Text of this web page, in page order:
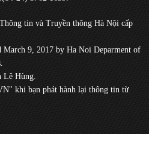
tin và Truyền thông Hà Nội cấp
9, 2017 by Ha Noi Deparment of
Lê Hùng.
khi bạn phát hành lại thông tin từ